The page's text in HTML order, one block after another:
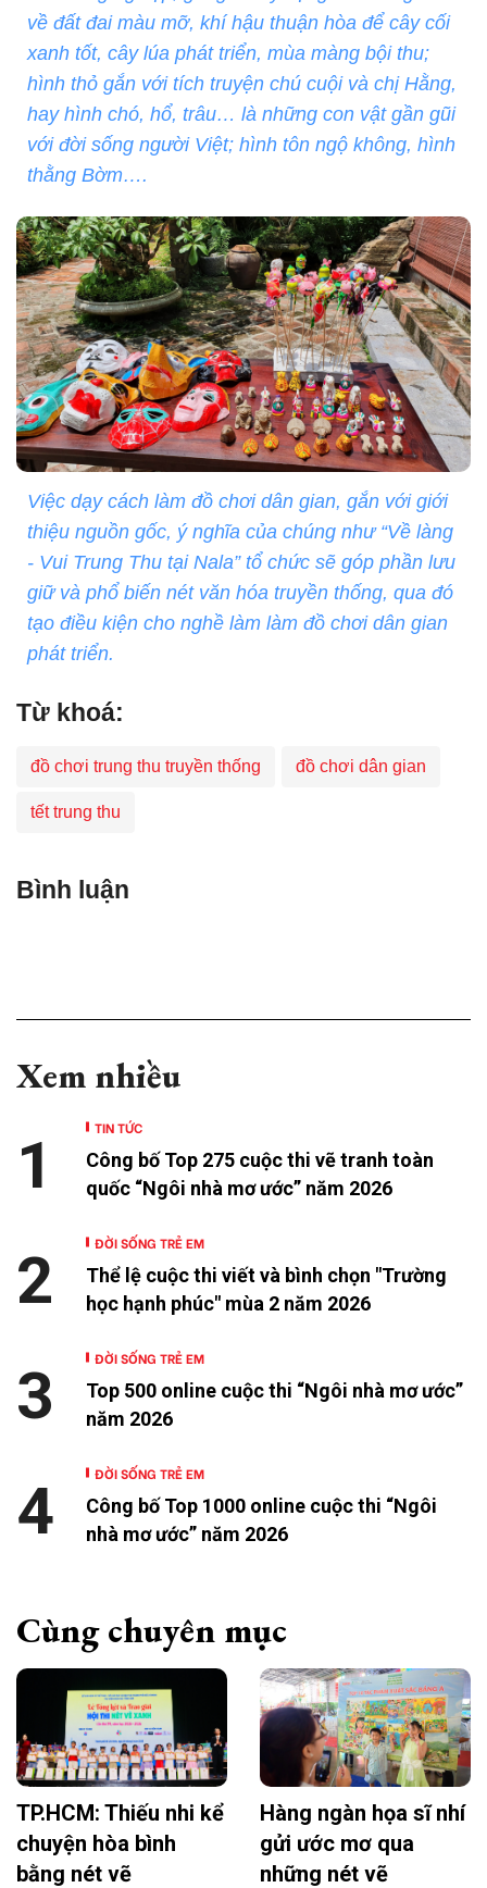
về đất đai màu mỡ, khí hậu thuận hòa để cây cối
xanh tốt, cây lúa phát triển, mùa màng bội thu;
hình thỏ gắn với tích truyện chú cuội và chị Hằng,
hay hình chó, hổ, trâu… là những con vật gần gũi
với đời sống người Việt; hình tôn ngộ không, hình
thằng Bờm….
Việc dạy cách làm đồ chơi dân gian, gắn với giới
thiệu nguồn gốc, ý nghĩa của chúng như “Về làng
- Vui Trung Thu tại Nala” tổ chức sẽ góp phần lưu
giữ và phổ biến nét văn hóa truyền thống, qua đó
tạo điều kiện cho nghề làm làm đồ chơi dân gian
phát triển.
Từ khoá:
đồ chơi trung thu truyền thống đồ chơi dân gian
tết trung thu
Bình luận
Xem nhiều
TIN TỨC
Công bố Top 275 cuộc thi vẽ tranh toàn
quốc “Ngôi nhà mơ ước” năm 2026
1
ĐỜI SỐNG TRẺ EM
Thể lệ cuộc thi viết và bình chọn "Trường
học hạnh phúc" mùa 2 năm 2026
2
ĐỜI SỐNG TRẺ EM
Top 500 online cuộc thi “Ngôi nhà mơ ước”
năm 2026
3
ĐỜI SỐNG TRẺ EM
Công bố Top 1000 online cuộc thi “Ngôi
nhà mơ ước” năm 2026
4
Cùng chuyên mục
TP.HCM: Thiếu nhi kể
chuyện hòa bình
bằng nét vẽ
Hàng ngàn họa sĩ nhí
gửi ước mơ qua
những nét vẽ